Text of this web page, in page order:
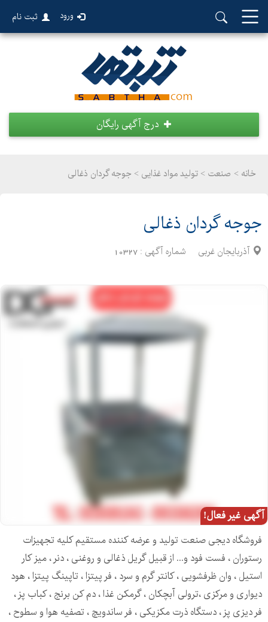
ورود ثبت نام
درج آگهی رایگان
خانه > صنعت > تولید مواد غذایی > جوجه گردان ذغالی
جوجه گردان ذغالی
آذربایجان غربی شماره آگهی : 10327
آگهی غیر فعال!
فروشگاه دیجی صنعت تولید و عرضه کننده مستقیم کلیه تجهیزات
رستوران ، فست فود و... از قبیل گریل ذغالی و روغنی ، دنر ، میز کار
استیل ، وان ظرفشویی ، کانتر گرم و سرد ، فر پیتزا ، تاپینگ پیتزا ، هود
دیواری و مرکزی ،ترولی آبچکان ، گرمکن غذا ، دم کن برنج ، کباب پز ،
فر دیزی پز ، دستگاه ذرت مکزیکی ، فر ساندویچ ، تصفیه هوا و سطوح ،